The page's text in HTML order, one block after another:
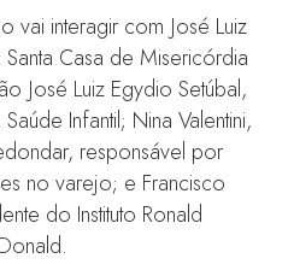
vai interagir com José Luiz
Casa de Misericórdia
José Luiz Egydio Setúbal,
Infantil; Nina Valentini,
responsável por
no varejo; e Francisco
do Instituto Ronald